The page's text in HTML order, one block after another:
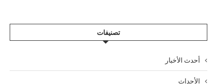
تصنيفات
أحدث الأخبار
الأحداث